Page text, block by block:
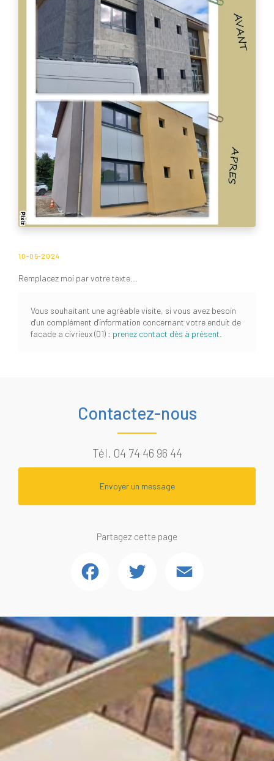
10-05-2024
Remplacez moi par votre texte...
Vous souhaitant une agréable visite, si vous avez besoin
d'un complément d'information concernant votre enduit de
facade a civrieux (01) : prenez contact dès à présent
Contactez-nous
Tél. 04 74 46 96 44
Envoyer un message
Partagez cette page